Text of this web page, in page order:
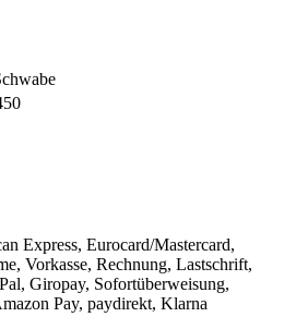
Express, Eurocard/Mastercard,
Vorkasse, Rechnung, Lastschrift,
Giropay, Sofortüberweisung,
Pay, paydirekt, Klarna